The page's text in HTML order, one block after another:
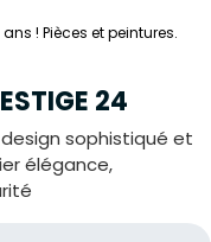
! Pièces et peintures.
24
sophistiqué et
élégance,